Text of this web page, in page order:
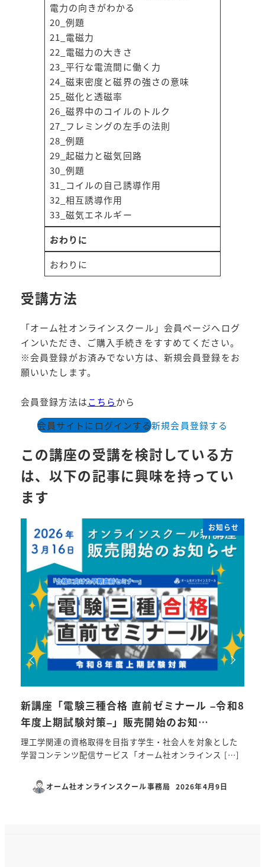
電力の向きがわかる
20_例題
21_電磁力
22_電磁力の大きさ
23_平行な電流間に働く力
24_磁束密度と磁界の強さの意味
25_磁化と透磁率
26_磁界中のコイルのトルク
27_フレミングの左手の法則
28_例題
29_起磁力と磁気回路
30_例題
31_コイルの自己誘導作用
32_相互誘導作用
33_磁気エネルギー
おわりに
おわりに
受講方法
「オーム社オンラインスクール」会員ページへログ
インいただき、ご購入手続きをすすめてください。
※会員登録がお済みでない方は、新規会員登録をお
願いいたします。
会員登録方法はこちらから
会員サイトにログインする新規会員登録する
この講座の受講を検討している方
は、以下の記事に興味を持ってい
ます
お知らせ
新講座「電験三種合格 直前ゼミナール –令和8
年度上期試験対策–」販売開始のお知…
理工学関連の資格取得を目指す学生・社会人を対象とした
学習コンテンツ配信サービス「オーム社オンラインス […]
オーム社オンラインスクール事務局 投稿日
2026年4月9日